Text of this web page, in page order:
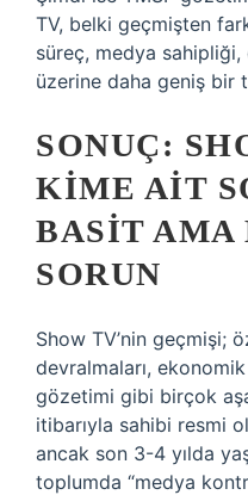
TV, belki geçmişten
süreç, medya sahipliği,
üzerine daha geniş bir
SONUÇ:
KIME AIT
BASIT AMA
SORUN
Show TV’nin geçmişi;
devralmaları,
gözetimi gibi birçok
itibarıyla sahibi resmi
ancak son 3-4 yılda
toplumda “medya